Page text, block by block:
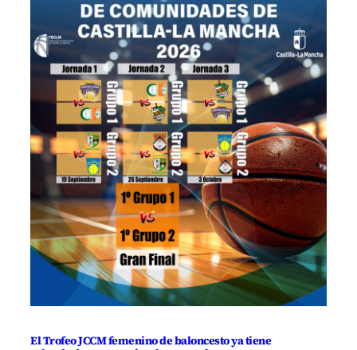
El Trofeo JCCM femenino de baloncesto ya tiene